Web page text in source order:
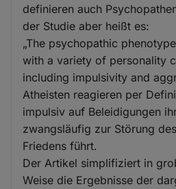
definieren auch
der Studie aber heißt es:
„The psychopathic
with a variety of personality
including impulsivity and
Atheisten reagieren per
impulsiv auf Beleidigungen
zwangsläufig zur Störung
Friedens führt.
Der Artikel simplifiziert in
Weise die Ergebnisse der